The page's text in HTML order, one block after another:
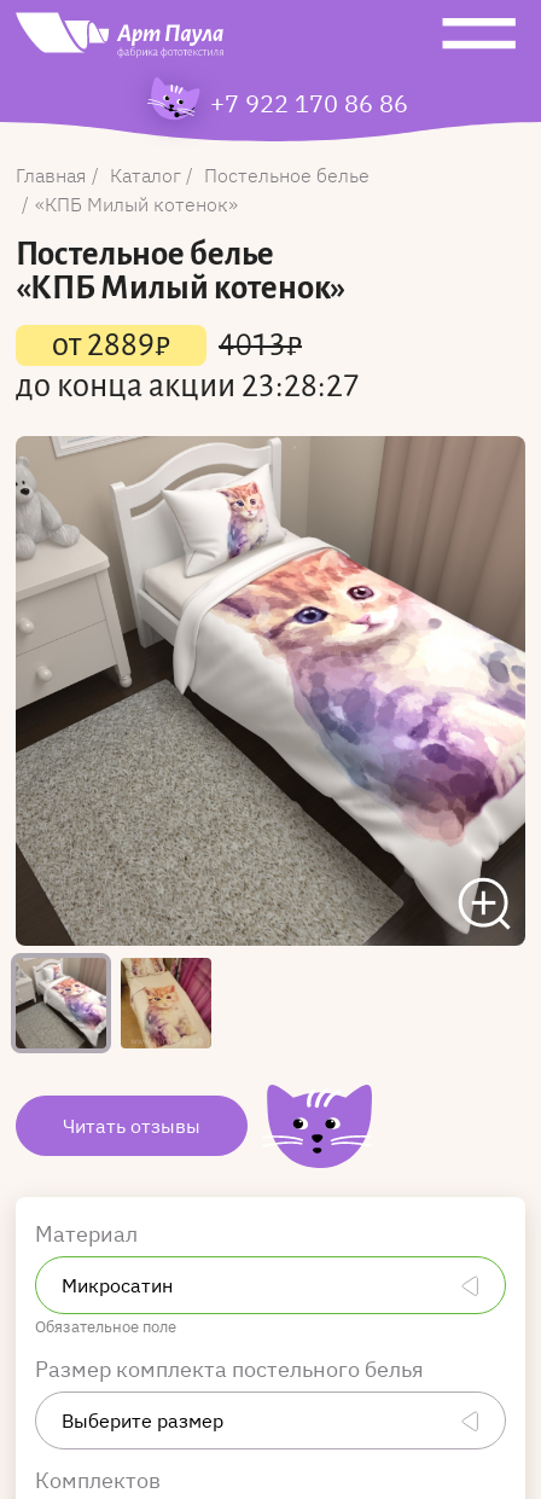
+7 922 170 86 86
Главная Каталог
Постельное белье
КПБ Милый котенок
Постельное белье
«КПБ Милый котенок»
от2889₽ 4013₽
до конца акции 23:28:27
Читать отзывы
Материал
Обязательное поле
Размер комплекта постельного белья
Комплектов